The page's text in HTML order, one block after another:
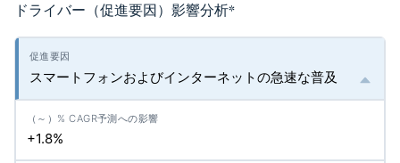
ドライバー（促進要因）影響分析*
スマートフォンおよびインターネットの急速な普及
+1.8%